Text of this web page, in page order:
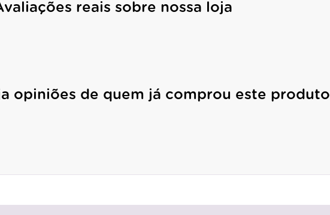
reais sobre nossa loja
opiniões de quem já comprou este produto